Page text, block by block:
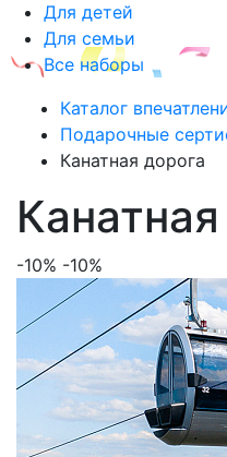
Для детей
Для семьи
Все наборы
Каталог
Подарочные
Канатная дорога
-10% -10%